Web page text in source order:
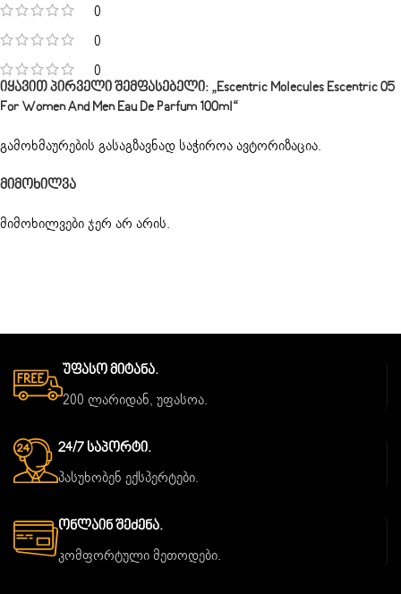
0
0
0
Მიმოხილვა
მიმოხილვები ჯერ არ არის.
Იყავით Პირველი Შემფასებელი: „Escentric Molecules Escentric 05
For Women And Men Eau De Parfum 100ml“
გამოხმაურების გასაგზავნად საჭიროაავტორიზაცია.
Უფასო Მიტანა.
200 ლარიდან, უფასოა.
24/7 Საპორტი.
პასუხობენ ექსპერტები.
Ონლაინ Შეძენა.
კომფორტული მეთოდები.